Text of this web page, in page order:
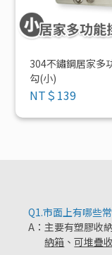
304不鏽鋼居家多
勾(小)
NT＄139
Q1.市面上有哪些
A： 主要有塑膠收
納箱 、可堆疊